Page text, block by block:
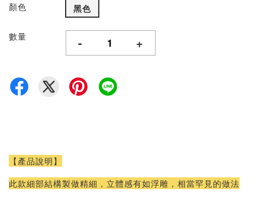
顏色 黑色
數量 - +
【產品說明】
此款細部結構製做精細，立體感有如浮雕，相當罕見的做法